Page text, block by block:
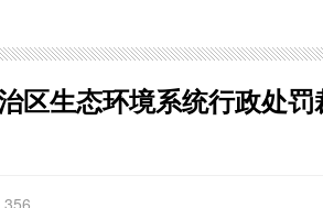
区生态环境系统行政处
356